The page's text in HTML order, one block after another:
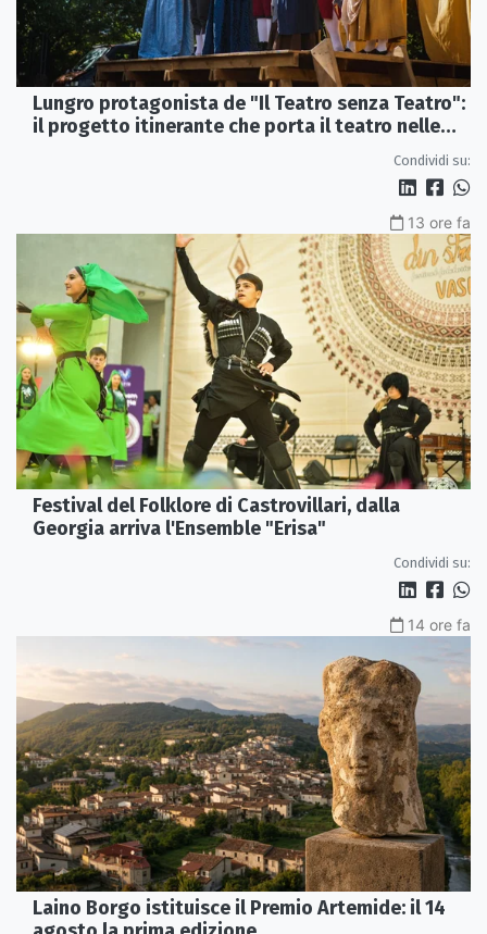
Lungro protagonista de "Il Teatro senza Teatro":
il progetto itinerante che porta il teatro nelle
Condividi su:
13 ore fa
Festival del Folklore di Castrovillari, dalla
Georgia arriva l'Ensemble "Erisa"
Condividi su:
14 ore fa
Laino Borgo istituisce il Premio Artemide: il 14